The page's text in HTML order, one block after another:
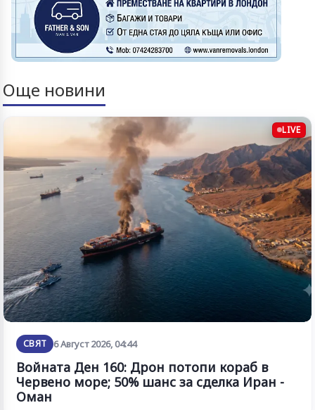
Още новини
LIVE
СВЯТ 6 Август 2026, 04:44
Войната Ден 160: Дрон потопи кораб в
Червено море; 50% шанс за сделка Иран -
Оман